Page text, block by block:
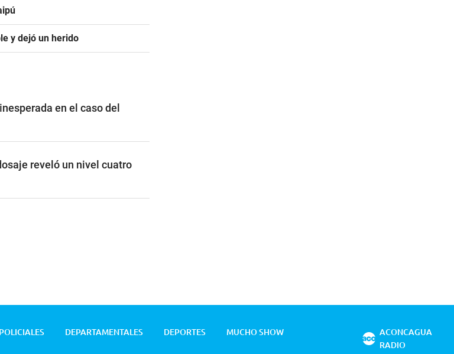
y dejó un herido
en el caso del
reveló un nivel cuatro
POLICIALES DEPARTAMENTALES DEPORTES
MUCHO SHOW
ACONCAGUA
RADIO